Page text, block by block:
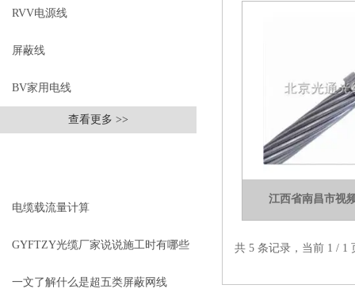
RVV电源线
屏蔽线
BV家用电线
查看更多 >>
电缆载流量计算
GYFTZY光缆厂家说说施工时有哪些
要求
一文了解什么是超五类屏蔽网线
江西省南昌市视
共 5 条记录，当前 1 /